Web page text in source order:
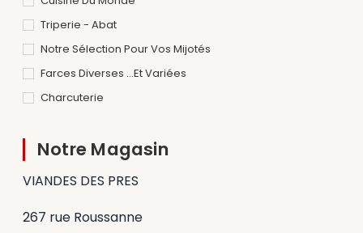
Triperie - Abat
Notre Sélection Pour Vos Mijotés
Farces Diverses ...et Variées
Charcuterie
Notre Magasin
VIANDES DES PRES
267 rue Roussanne